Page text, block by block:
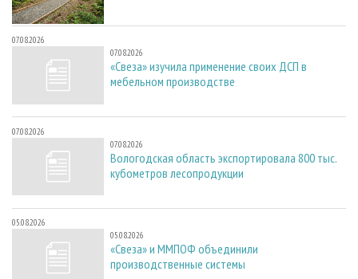
07.08.2026
07.08.2026
«Свеза» изучила применение своих ДСП в
мебельном производстве
07.08.2026
07.08.2026
Вологодская область экспортировала 800 тыс.
кубометров лесопродукции
05.08.2026
05.08.2026
«Свеза» и ММПОФ объединили
производственные системы